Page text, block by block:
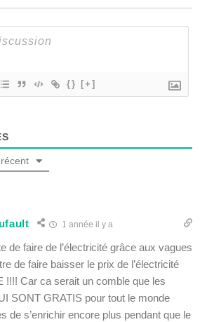
{} [+]
1 année il y a
de faire de l’électricité grâce aux vagues
de faire baisser le prix de l’électricité
!!!! Car ca serait un comble que les
SONT GRATIS pour tout le monde
de s’enrichir encore plus pendant que le